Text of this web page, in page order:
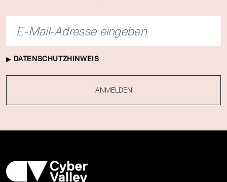
DATENSCHUTZHINWEIS
ANMELDEN